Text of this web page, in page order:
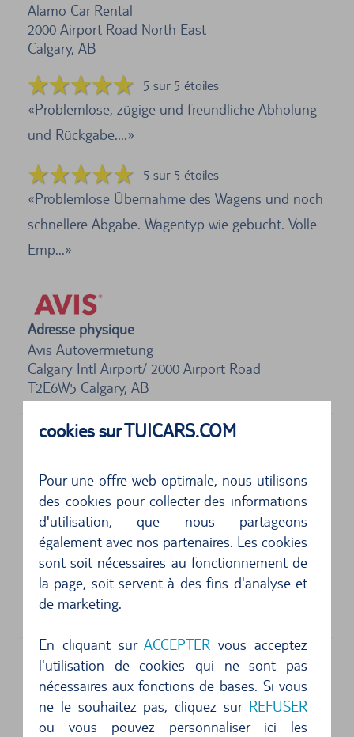
cookies sur TUICARS.COM
Pour une offre web optimale, nous utilisons
des cookies pour collecter des informations
d'utilisation, que nous partageons
également avec nos partenaires. Les cookies
sont soit nécessaires au fonctionnement de
la page, soit servent à des fins d'analyse et
de marketing.
En cliquant surACCEPTER vous acceptez
l'utilisation de cookies qui ne sont pas
nécessaires aux fonctions de bases. Si vous
ne le souhaitez pas, cliquez sur REFUSER
ou vous pouvez personnaliser ici les
Alamo Car Rental
2000 Airport Road North East
Calgary, AB
5 sur 5 étoiles
Problemlose, zügige und freundliche Abholung
und Rückgabe....
5 sur 5 étoiles
Problemlose Übernahme des Wagens und noch
schnellere Abgabe. Wagentyp wie gebucht. Volle
Emp...
Adresse physique
Avis Autovermietung
Calgary Intl Airport/ 2000 Airport Road
T2E6W5 Calgary, AB
National Autovermietung
2000 Airport Road N. E.
Calgary, AB
4 sur 5 étoiles
Gutes Fahrzeug, fast neu. Wartungsintervall war
nach ein Paar hundert Kilometern fällig, Rea...
Découvrez Calgary et ses environs en
voiture de location
Bienvenue à l'aéroport de Calgary, la porte